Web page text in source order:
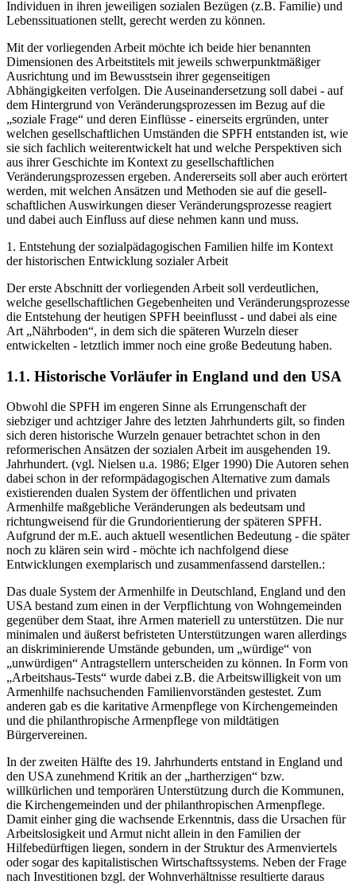
die Frage, wie SPFH auf gesellschaftliche Veränderungsprozesse
reagieren kann und muss, um den Anforderungen, die diese an die
Lebenssituationen stellt, gerecht werden zu können.
Mit der vorliegenden Arbeit möchte ich beide hier benannten
Dimensionen des Arbeitstitels mit jeweils schwerpunktmäßiger
Ausrich­tung und im Bewusstsein ihrer gegenseitigen
Abhängigkeiten verfolgen. Die Auseinandersetzung soll dabei - auf
dem Hintergrund von Verände­rungsprozessen im Bezug auf die
„soziale Frage“ und deren Einflüsse - einerseits ergründen, unter
welchen gesellschaftlichen Umständen die SPFH entstanden ist, wie
sie sich fachlich weiterentwickelt hat und welche Perspektiven sich
aus ihrer Geschichte im Kontext zu gesell­schaftlichen
Veränderungsprozessen ergeben. Andererseits soll aber auch erörtert
werden, mit welchen Ansätzen und Methoden sie auf die gesell­
und dabei auch Einfluss auf diese nehmen kann und muss.
der historischen Entwicklung sozialer Arbeit
Der erste Abschnitt der vorliegenden Arbeit soll verdeutlichen,
welche gesellschaftlichen Gegebenheiten und Veränderungsprozesse
die Entste­hung der heutigen SPFH beeinflusst - und dabei als eine
entwickelten - letztlich immer noch eine große Bedeutung haben.
1.1. Historische Vorläufer in England und den USA
Obwohl die SPFH im engeren Sinne als Errungenschaft der
siebziger und achtziger Jahre des letzten Jahrhunderts gilt, so finden
sich deren histori­sche Wurzeln genauer betrachtet schon in den
reformerischen Ansätzen der sozialen Arbeit im ausgehenden 19.
Jahrhundert. (vgl. Nielsen u.a. 1986; Elger 1990) Die Autoren sehen
dabei schon in der reformpädagogi­schen Alternative zum damals
existierenden dualen System der öffentli­chen und privaten
Armenhilfe maßgebliche Veränderungen als bedeutsam und
richtungweisend für die Grundorientierung der späteren SPFH.
Aufgrund der m.E. auch aktuell wesentlichen Bedeutung - die später
Entwicklungen exem­plarisch und zusammenfassend darstellen.:
Das duale System der Armenhilfe in Deutschland, England und den
USA bestand zum einen in der Verpflichtung von Wohngemeinden
gegenüber dem Staat, ihre Armen materiell zu unterstützen. Die nur
minimalen und äußerst befristeten Unterstützungen waren allerdings
an diskriminierende Umstände gebunden, um „würdige“ von
„unwürdigen“ Antragstellern unterscheiden zu können. In Form von
„Arbeitshaus-Tests“ wurde dabei z.B. die Arbeitswilligkeit von um
Armenhilfe nachsuchenden Familien­vorständen gestestet. Zum
anderen gab es die karitative Armenpflege von Kirchengemeinden
Bürgervereinen.
In der zweiten Hälfte des 19. Jahrhunderts entstand in England und
den USA zunehmend Kritik an der „hartherzigen“ bzw.
willkürlichen und temporären Unterstützung durch die Kommunen,
die Kirchengemeinden und der philanthropischen Armenpflege.
Damit einher ging die wach­sende Erkenntnis, dass die Ursachen für
Arbeitslosigkeit und Armut nicht allein in den Familien der
Hilfebedürftigen liegen, sondern in der Struktur des Armenviertels